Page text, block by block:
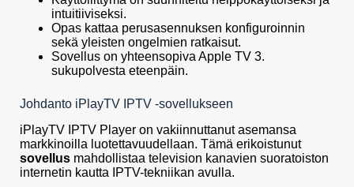
intuitiiviseksi.
Opas kattaa perusasennuksen konfiguroinnin
sekä yleisten ongelmien ratkaisut.
Sovellus on yhteensopiva Apple TV 3.
sukupolvesta eteenpäin.
Johdanto iPlayTV IPTV -sovellukseen
iPlayTV IPTV Player on vakiinnuttanut asemansa
markkinoilla luotettavuudellaan. Tämä erikoistunut
sovellus mahdollistaa television kanavien suoratoiston
internetin kautta IPTV-tekniikan avulla.